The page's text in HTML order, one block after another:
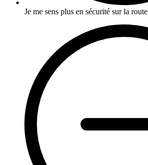
Je me sens plus en sécurité sur la route